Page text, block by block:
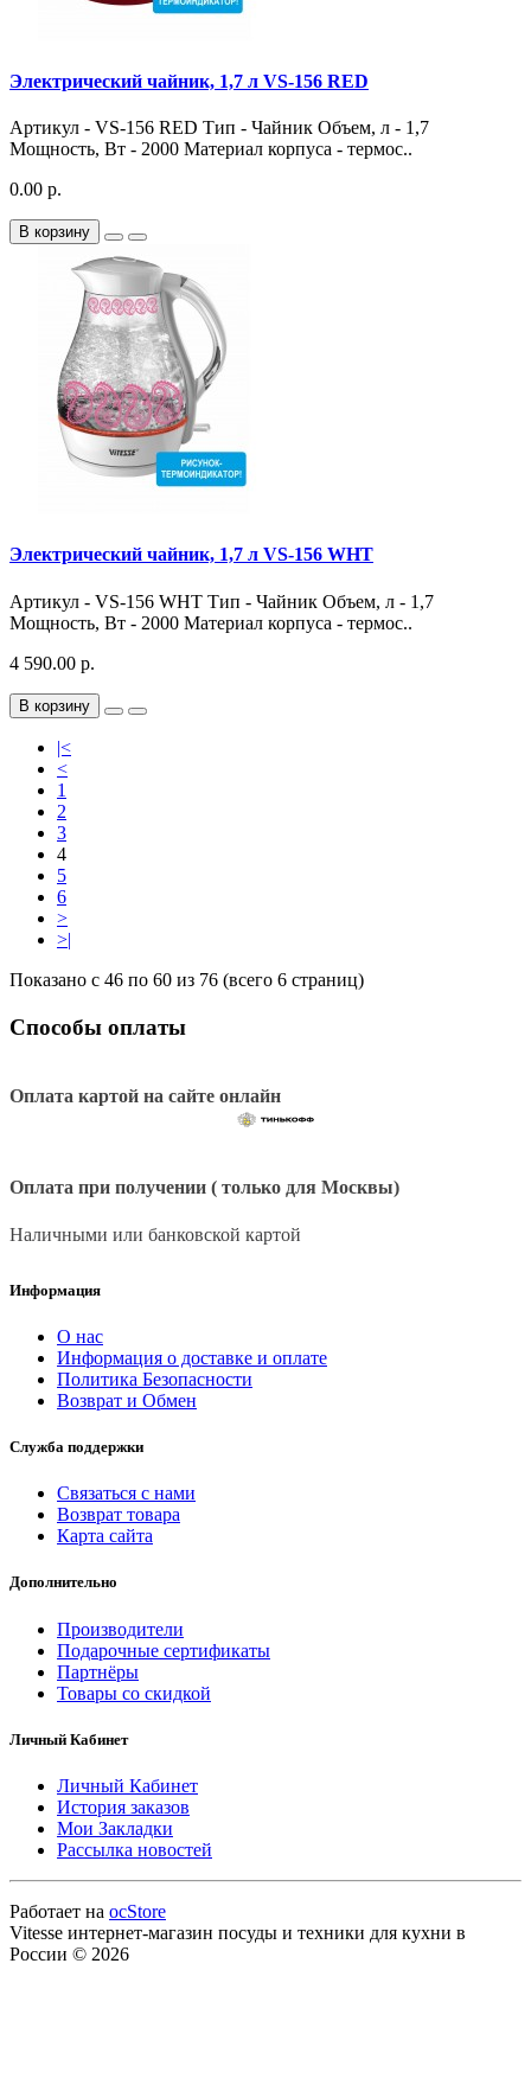
Электрический чайник, 1,7 л VS-156 RED
Артикул - VS-156 RED Тип - Чайник Объем, л - 1,7
Мощность, Вт - 2000 Материал корпуса - термос..
0.00 р.
В корзину
Электрический чайник, 1,7 л VS-156 WHT
Артикул - VS-156 WHT Тип - Чайник Объем, л - 1,7
Мощность, Вт - 2000 Материал корпуса - термос..
4 590.00 р.
В корзину
|<
<
1
2
3
4
5
6
>
>|
Показано с 46 по 60 из 76 (всего 6 страниц)
Способы оплаты
Оплата картой на сайте онлайн
Оплата при получении ( только для Москвы)
Наличными или банковской картой
Информация
О нас
Информация о доставке и оплате
Политика Безопасности
Возврат и Обмен
Служба поддержки
Связаться с нами
Возврат товара
Карта сайта
Дополнительно
Производители
Подарочные сертификаты
Партнёры
Товары со скидкой
Личный Кабинет
Личный Кабинет
История заказов
Мои Закладки
Рассылка новостей
Работает на ocStore
Vitesse интернет-магазин посуды и техники для кухни в
России © 2026